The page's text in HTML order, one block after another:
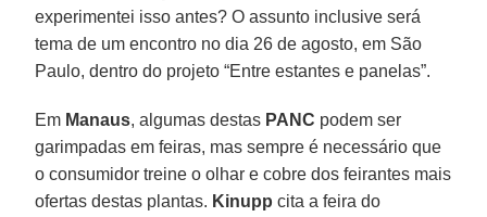
experimentei isso antes? O assunto inclusive será
tema de um encontro no dia 26 de agosto, em São
Paulo, dentro do projeto “Entre estantes e panelas”.
Em Manaus, algumas destas PANC podem ser
garimpadas em feiras, mas sempre é necessário que
o consumidor treine o olhar e cobre dos feirantes mais
ofertas destas plantas. Kinupp cita a feira do